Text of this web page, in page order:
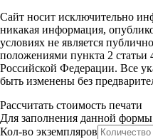
Сайт носит исключительно
никакая информация,
условиях не является
положениями пункта 2 статьи
Российской Федерации. Все
быть изменены без
Рассчитать стоимость печати
Для заполнения данной формы
Кол-во экземпляров